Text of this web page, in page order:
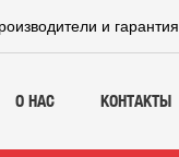
и гарантия
О НАС КОНТАКТЫ